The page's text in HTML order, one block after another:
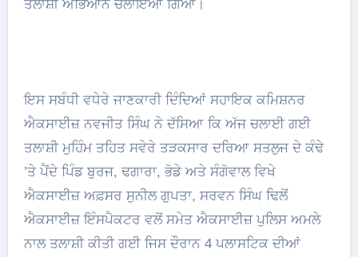
ਤਲਾਸ਼ੀ ਅਭਿਆਨ ਚਲਾਇਆ ਗਿਆ।
ਇਸ ਸਬੰਧੀ ਵਧੇਰੇ ਜਾਣਕਾਰੀ ਦਿੰਦਿਆਂ ਸਹਾਇਕ ਕਮਿਸ਼ਨਰ
ਐਕਸਾਈਜ਼ ਨਵਜੀਤ ਸਿੰਘ ਨੇ ਦੱਸਿਆ ਕਿ ਅੱਜ ਚਲਾਈ ਗਈ
ਤਲਾਸ਼ੀ ਮੁਹਿੰਮ ਤਹਿਤ ਸਵੇਰੇ ਤੜਕਸਾਰ ਦਰਿਆ ਸਤਲੁਜ ਦੇ ਕੰਢੇ
’ਤੇ ਪੈਂਦੇ ਪਿੰਡ ਬੁਰਜ, ਢਗਾਰਾ, ਭੋਡੇ ਅਤੇ ਸੰਗੋਵਾਲ ਵਿਖੇ
ਐਕਸਾਈਜ਼ ਅਫ਼ਸਰ ਸੁਨੀਲ ਗੁਪਤਾ, ਸਰਵਨ ਸਿੰਘ ਢਿਲੋਂ
ਐਕਸਾਈਜ਼ ਇੰਸਪੈਕਟਰ ਵਲੋਂ ਸਮੇਤ ਐਕਸਾਈਜ਼ ਪੁਲਿਸ ਅਮਲੇ
ਨਾਲ ਤਲਾਸ਼ੀ ਕੀਤੀ ਗਈ ਜਿਸ ਦੌਰਾਨ 4 ਪਲਾਸਟਿਕ ਦੀਆਂ